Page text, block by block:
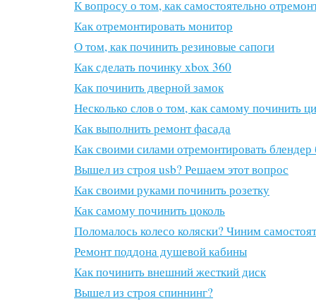
К вопросу о том, как самостоятельно
Как отремонтировать монитор
О том, как починить резиновые сапоги
Как сделать починку xbox 360
Как починить дверной замок
Несколько слов о том, как самому починить
Как выполнить ремонт фасада
Как своими силами отремонтировать блендер
Вышел из строя usb? Решаем этот вопрос
Как своими руками починить розетку
Как самому починить цоколь
Поломалось колесо коляски? Чиним
Ремонт поддона душевой кабины
Как починить внешний жесткий диск
Вышел из строя спиннинг?